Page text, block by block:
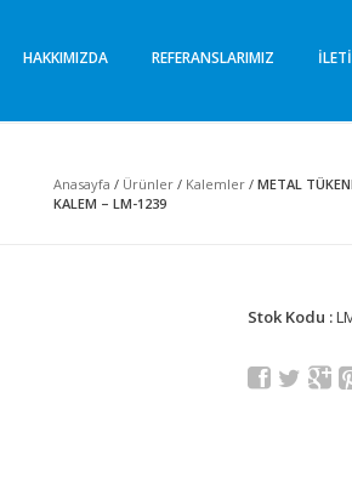
HAKKIMIZDA REFERANSLARIMIZ
Anasayfa / Ürünler / Kalemler / METAL
KALEM – LM-1239
Stok Kodu :